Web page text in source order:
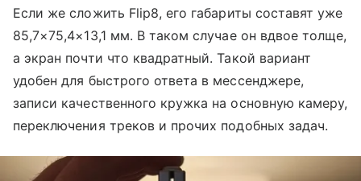
Если же сложить Flip8, его габариты составят уже
85,7×75,4×13,1 мм. В таком случае он вдвое толще,
а экран почти что квадратный. Такой вариант
удобен для быстрого ответа в мессенджере,
записи качественного кружка на основную камеру,
переключения треков и прочих подобных задач.